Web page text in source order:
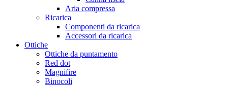
Aria compressa
Ricarica
Componenti da ricarica
Accessori da ricarica
Ottiche
Ottiche da puntamento
Red dot
Magnifire
Binocoli